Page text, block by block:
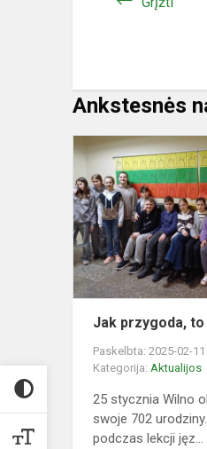
Ankstesnės
Jak przygoda, to
Paskelbta: 2025-02-11
Kategorija: Aktualijos
25 stycznia Wilno
swoje 702
podczas lekcji jęz...